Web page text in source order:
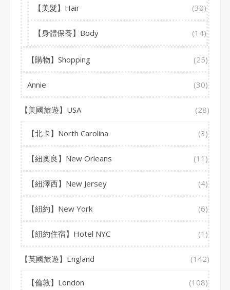
【美髮】Hair (30)
【身體保養】Body (14)
【購物】Shopping (25)
Annie (30)
【美國旅遊】USA (28)
【北卡】North Carolina (3)
【紐奧良】New Orleans (11)
【紐澤西】New Jersey (4)
【紐約】New York (6)
【紐約住宿】Hotel NYC (1)
【英國旅遊】England (142)
【倫敦】London (108)